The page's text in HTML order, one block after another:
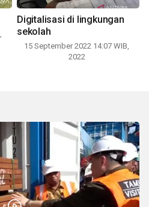
Digitalisasi di lingkungan
sekolah
15 September 2022 14:07 WIB,
2022